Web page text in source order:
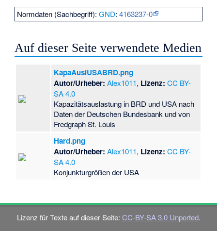
Normdaten (Sachbegriff):GND:4163237-0
Auf dieser Seite verwendete Medien
KapaAuslUSABRD.png
Autor/Urheber: Alex1011, Lizenz: CC BY-
SA 4.0
Kapazitätsauslastung in BRD und USA nach
Daten der Deutschen Bundesbank und von
Fredgraph St. Louis
Hard.png
Autor/Urheber: Alex1011, Lizenz: CC BY-
SA 4.0
Konjunkturgrößen der USA
Lizenz für Texte auf dieser Seite: CC-BY-SA 3.0 Unported.